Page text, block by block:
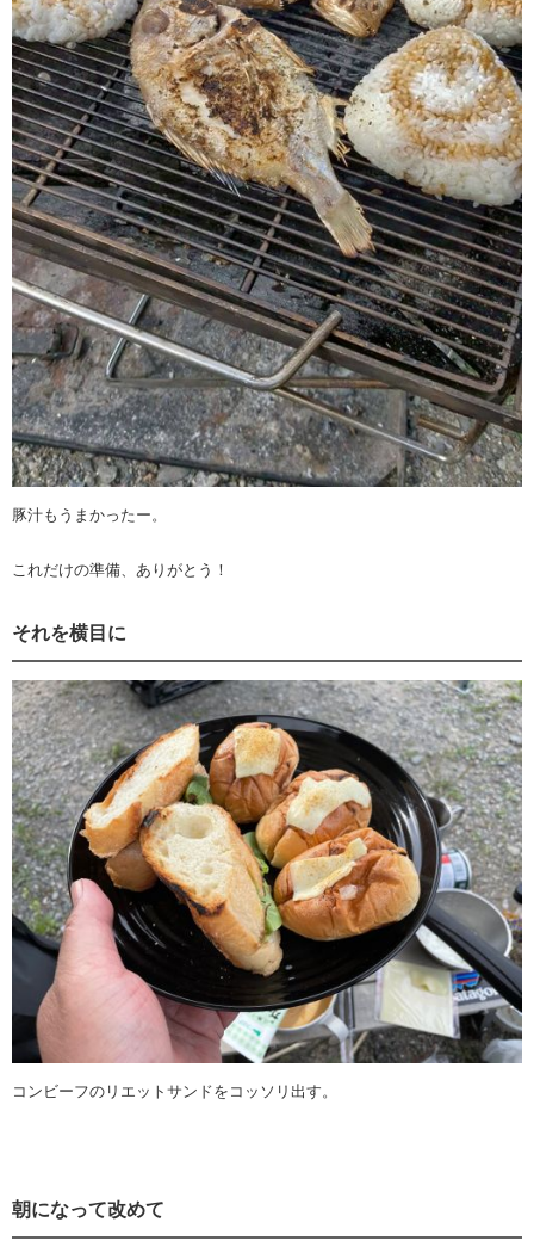
豚汁もうまかったー。
これだけの準備、ありがとう！
それを横目に
コンビーフのリエットサンドをコッソリ出す。
朝になって改めて